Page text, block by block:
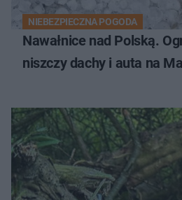
NIEBEZPIECZNA POGODA
Nawałnice nad Polską.
niszczy dachy i auta na